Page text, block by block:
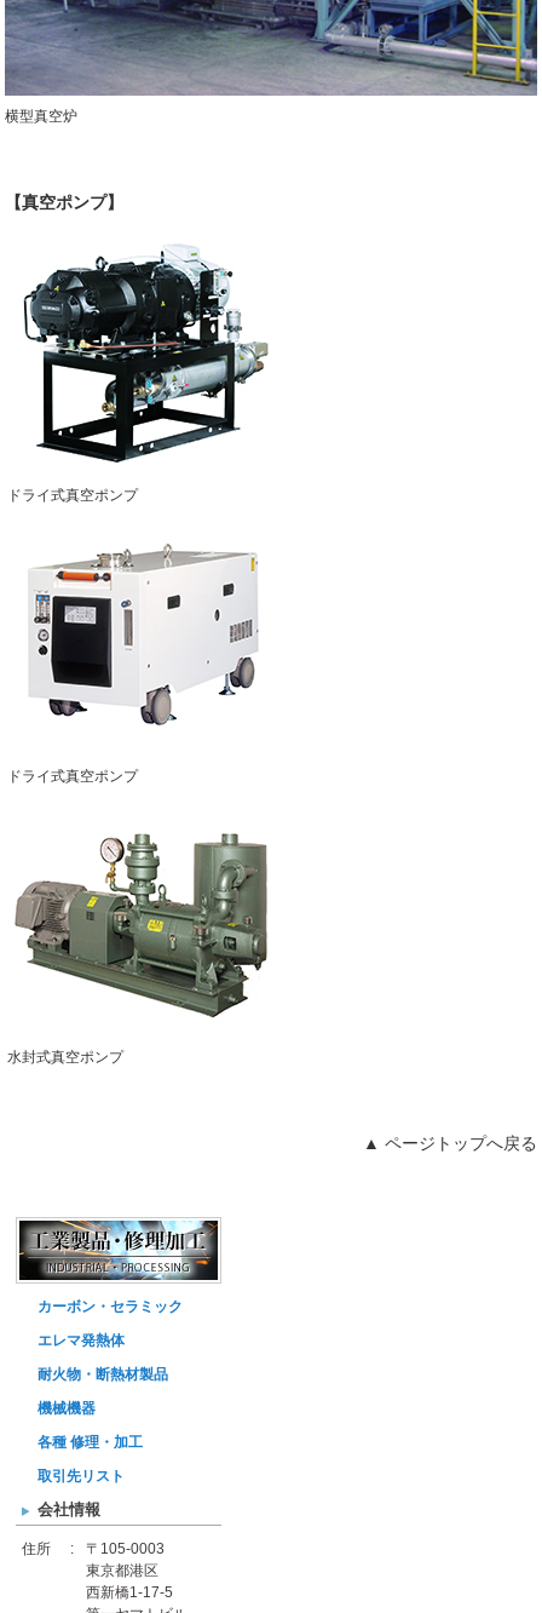
横型真空炉
【真空ポンプ】
ドライ式真空ポンプ
ドライ式真空ポンプ
水封式真空ポンプ
▲ ページトップへ戻る
カーボン・セラミック
エレマ発熱体
耐火物・断熱材製品
機械機器
各種 修理・加工
取引先リスト
会社情報
住所 :
〒105-0003
東京都港区
西新橋1-17-5